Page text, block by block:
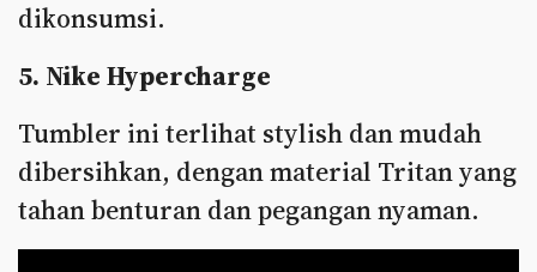
dikonsumsi.
5. Nike Hypercharge
Tumbler ini terlihat stylish dan mudah
dibersihkan, dengan material Tritan yang
tahan benturan dan pegangan nyaman.